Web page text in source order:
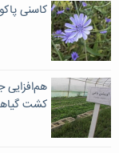
کاسنی
هم‌افزایی
کشت